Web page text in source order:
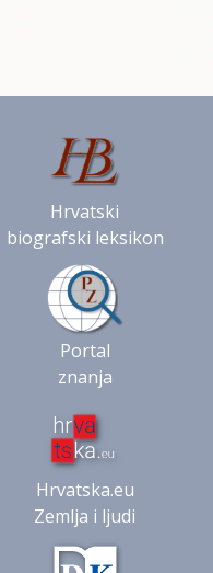
Hrvatski
biografski leksikon
Portal
znanja
Hrvatska.eu
Zemlja i ljudi